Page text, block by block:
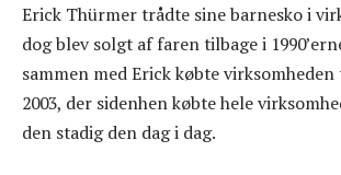
Erick Thürmer trådte sine barnesko i
dog blev solgt af faren tilbage i
sammen med Erick købte
2003, der sidenhen købte hele
den stadig den dag i dag.